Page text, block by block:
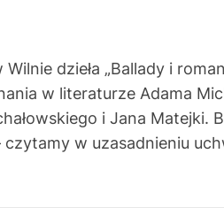
dzieła „Ballady i
w literaturze Adama
i Jana Matejki.
w uzasadnieniu